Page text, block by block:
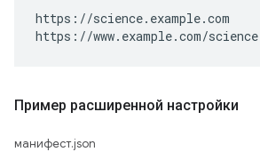
https://science.example.com
https://www.example.com/science
Пример расширенной настройки
манифест.json